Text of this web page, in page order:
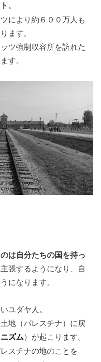
。
により約６００万人も
ます。
ツ強制収容所を訪れた
す。
は自分たちの国を持っ
張するようになり、自
になります。
ユダヤ人。
地（パレスチナ）に戻
ズム）が起こります。
スチナの地のことを